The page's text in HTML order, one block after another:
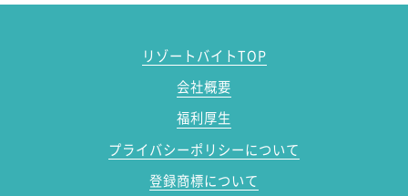
リゾートバイトTOP
会社概要
福利厚生
プライバシーポリシーについて
登録商標について